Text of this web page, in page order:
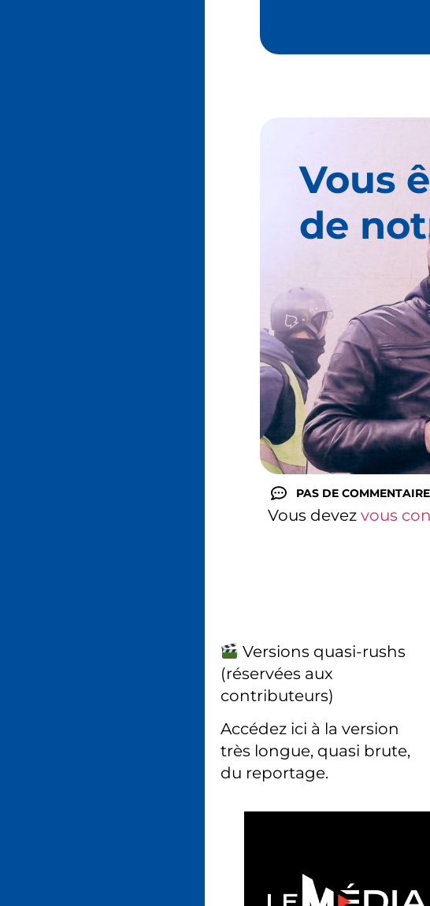
Vous
de
PAS DE COMMENTAIRE
Vous devez vous
Versions quasi-rushs
(réservées aux
contributeurs)
Accédez ici à la version
très longue, quasi brute,
du reportage.